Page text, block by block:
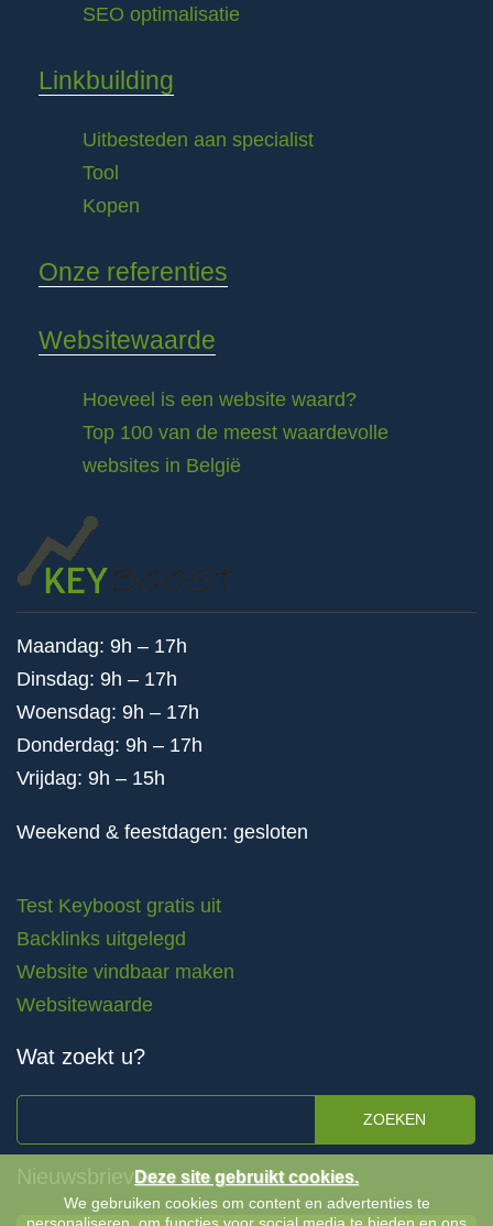
SEO optimalisatie
Linkbuilding
Uitbesteden aan specialist
Tool
Kopen
Onze referenties
Websitewaarde
Hoeveel is een website waard?
Top 100 van de meest waardevolle
websites in België
Maandag: 9h – 17h
Dinsdag: 9h – 17h
Woensdag: 9h – 17h
Donderdag: 9h – 17h
Vrijdag: 9h – 15h
Weekend & feestdagen: gesloten
Test Keyboost gratis uit
Backlinks uitgelegd
Website vindbaar maken
Websitewaarde
Wat zoekt u?
ZOEKEN
NieuwsbrievenDeze site gebruikt cookies.
We gebruiken cookies om content en advertenties te